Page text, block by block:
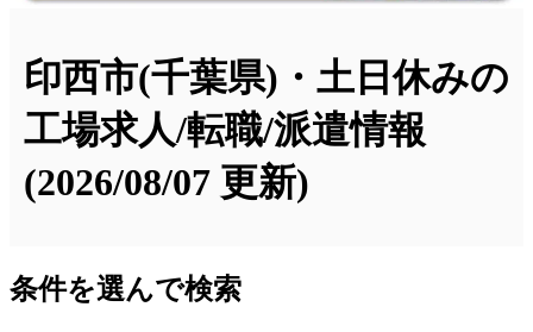
印西市(千葉県)・土日休みの
工場求人/転職/派遣情報
(2026/08/07 更新)
条件を選んで検索